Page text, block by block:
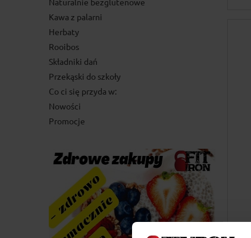
Kawa z palarni
Herbaty
Rooibos
Składniki dań
Przekąski do szkoły
Co ci się przyda w:
Nowości
Promocje